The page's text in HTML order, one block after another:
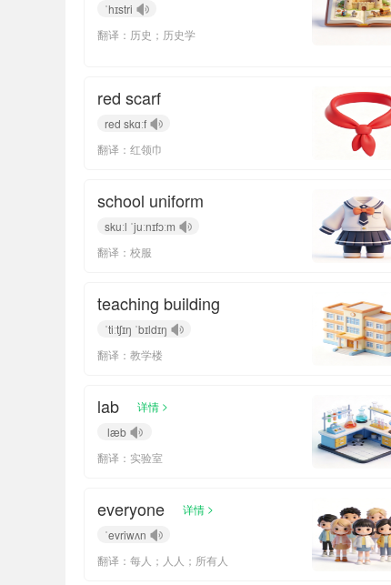
ˈhɪstri
翻译：历史；历史学
red scarf
red skɑːf
翻译：红领巾
school uniform
skuːl ˈjuːnɪfɔːm
翻译：校服
teaching building
ˈtiːtʃɪŋ ˈbɪldɪŋ
翻译：教学楼
lab 详情 >
læb
翻译：实验室
everyone 详情 >
ˈevriwʌn
翻译：每人；人人；所有人